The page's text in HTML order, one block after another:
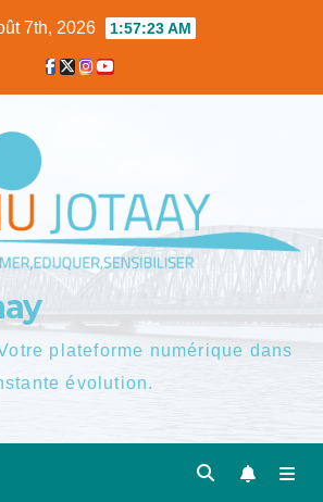
7th, 2026 1:57:24 AM
plateforme numérique dans
évolution.